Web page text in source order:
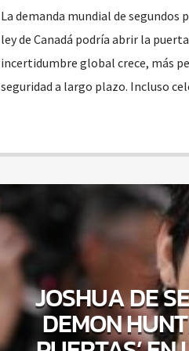
La demanda mundial de
ley de Canadá podría abrir la
incertidumbre global crece, más
seguridad a largo plazo. Incluso
JOSHUA DE
DEMON